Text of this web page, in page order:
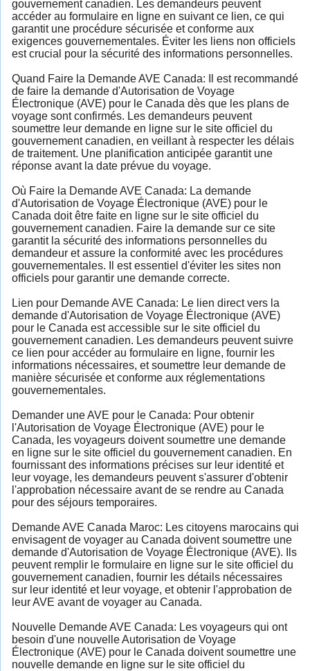
gouvernement canadien. Les demandeurs peuvent
accéder au formulaire en ligne en suivant ce lien, ce qui
garantit une procédure sécurisée et conforme aux
exigences gouvernementales. Éviter les liens non officiels
est crucial pour la sécurité des informations personnelles.
Quand Faire la Demande AVE Canada: Il est recommandé
de faire la demande d'Autorisation de Voyage
Électronique (AVE) pour le Canada dès que les plans de
voyage sont confirmés. Les demandeurs peuvent
soumettre leur demande en ligne sur le site officiel du
gouvernement canadien, en veillant à respecter les délais
de traitement. Une planification anticipée garantit une
réponse avant la date prévue du voyage.
Où Faire la Demande AVE Canada: La demande
d'Autorisation de Voyage Électronique (AVE) pour le
Canada doit être faite en ligne sur le site officiel du
gouvernement canadien. Faire la demande sur ce site
garantit la sécurité des informations personnelles du
demandeur et assure la conformité avec les procédures
gouvernementales. Il est essentiel d'éviter les sites non
officiels pour garantir une demande correcte.
Lien pour Demande AVE Canada: Le lien direct vers la
demande d'Autorisation de Voyage Électronique (AVE)
pour le Canada est accessible sur le site officiel du
gouvernement canadien. Les demandeurs peuvent suivre
ce lien pour accéder au formulaire en ligne, fournir les
informations nécessaires, et soumettre leur demande de
manière sécurisée et conforme aux réglementations
gouvernementales.
Demander une AVE pour le Canada: Pour obtenir
l'Autorisation de Voyage Électronique (AVE) pour le
Canada, les voyageurs doivent soumettre une demande
en ligne sur le site officiel du gouvernement canadien. En
fournissant des informations précises sur leur identité et
leur voyage, les demandeurs peuvent s'assurer d'obtenir
l'approbation nécessaire avant de se rendre au Canada
pour des séjours temporaires.
Demande AVE Canada Maroc: Les citoyens marocains qui
envisagent de voyager au Canada doivent soumettre une
demande d'Autorisation de Voyage Électronique (AVE). Ils
peuvent remplir le formulaire en ligne sur le site officiel du
gouvernement canadien, fournir les détails nécessaires
sur leur identité et leur voyage, et obtenir l'approbation de
leur AVE avant de voyager au Canada.
Nouvelle Demande AVE Canada: Les voyageurs qui ont
besoin d'une nouvelle Autorisation de Voyage
Électronique (AVE) pour le Canada doivent soumettre une
nouvelle demande en ligne sur le site officiel du